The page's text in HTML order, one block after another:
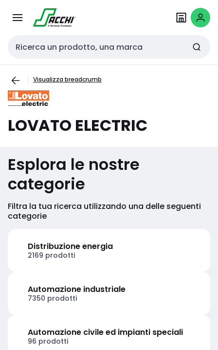
navigazionecontenuto
Cerca input
Visualizza breadcrumb
LOVATO ELECTRIC
Esplora le nostre
categorie
Filtra la tua ricerca utilizzando una delle seguenti
categorie
Distribuzione energia
2169 prodotti
Automazione industriale
7350 prodotti
Automazione civile ed impianti speciali
96 prodotti